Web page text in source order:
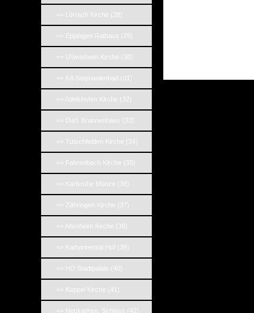
=> Lörrach Kirche (28)
=> Eppingen Rathaus (29)
=> U'öwisheim Kirche (30)
=> KA Stephanienbad (31)
=> Adelshofen Kirche (32)
=> Durl. Brunnenhaus (33)
=> Tutschfelden Kirche (34)
=> Fahrenbach Kirche (35)
=> Karlsruhe Münze (36)
=> Zähringen Kirche (37)
=> Altenheim Kirche (38)
=> Katharinental Hof (39)
=> HD Stadtpalais (40)
=> Kappel Kirche (41)
=> Neckarhsn. Schloss (42)